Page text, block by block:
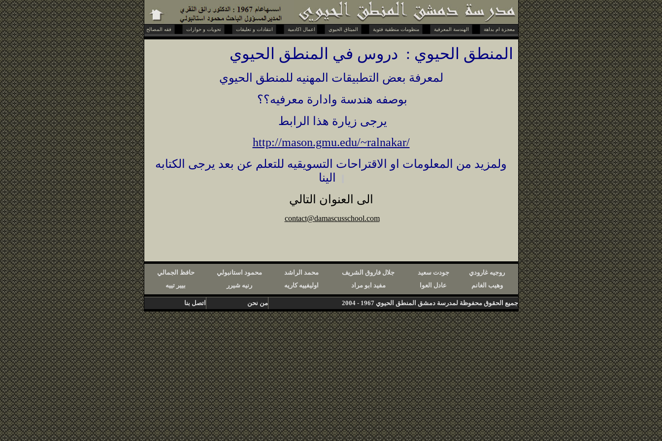
تحويات و حوارات اعمال اكادمية منظومات منطقية فئوية معجزة ام بداهة
المنطق الحيوي : دروس في المنطق الحيوي
لمعرفة بعض التطبيقات المهنيه للمنطق الحيوي
بوصفه هندسة وادارة معرفيه؟؟
يرجى زيارة هذا الرابط
http://mason.gmu.edu/~ralnakar/
ولمزيد من المعلومات او الاقتراحات التسويقيه للتعلم عن بعد يرجى الكتابه
الى العنوان التالي
contact@damascusschool.com
حافظ الجمالي محمود استانبولي محمد الراشد جلال فاروق الشريف جودت سعيد
روجيه غارودي
بيير تييه
رنيه شيرر اوليفييه كاريه مفيد ابو مراد عادل العوا وهيب الغانم
اتصل بنا من نحن جميع الحقوق محفوظة لمدرسة دمشق المنطق الحيوي 1967 - 2004